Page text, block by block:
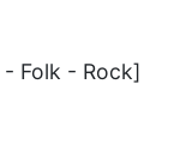
Folk - Rock]